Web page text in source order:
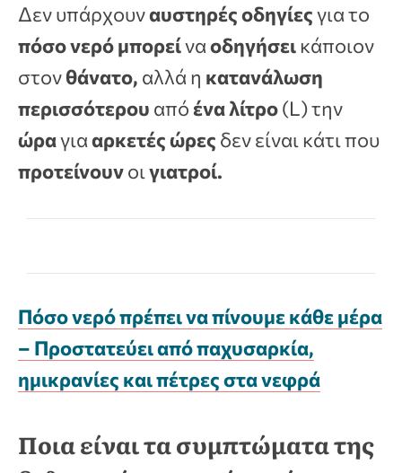
Δεν υπάρχουναυστηρές οδηγίεςγια το
πόσο νερό μπορείναοδηγήσει κάποιον
στονθάνατο, αλλά η κατανάλωση
περισσότερου από ένα λίτρο(L) την
ώραγιααρκετές ώρες δεν είναι κάτι που
προτείνουνοιγιατροί.
Πόσο νερό πρέπει να πίνουμε κάθε μέρα
– Προστατεύει από παχυσαρκία,
ημικρανίες και πέτρες στα νεφρά
Ποια είναι τα συμπτώματα της